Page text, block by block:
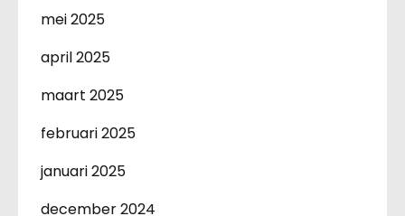
mei 2025
april 2025
maart 2025
februari 2025
januari 2025
december 2024